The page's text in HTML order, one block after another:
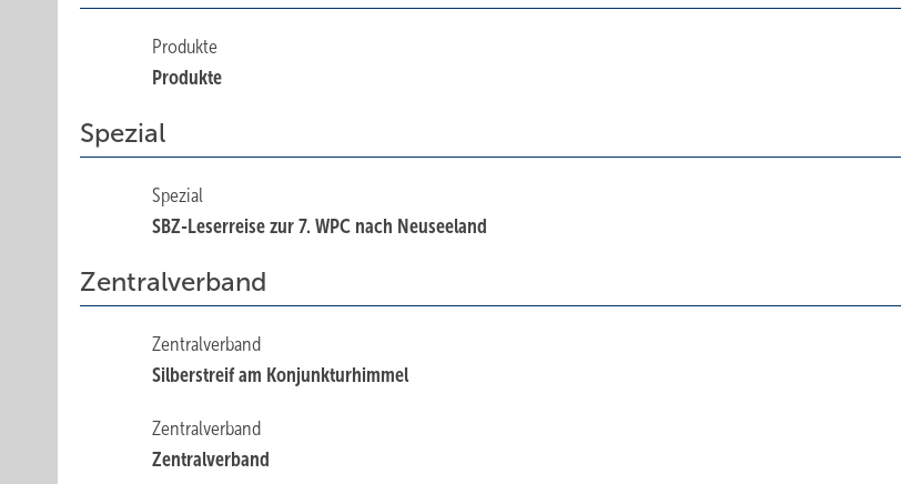
Produkte
Produkte
Spezial
Spezial
SBZ-Leserreise zur 7. WPC nach Neuseeland
Zentralverband
Zentralverband
Silberstreif am Konjunkturhimmel
Zentralverband
Zentralverband